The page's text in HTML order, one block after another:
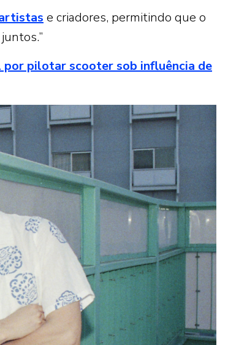
e criadores, permitindo que o
por pilotar scooter sob influência de